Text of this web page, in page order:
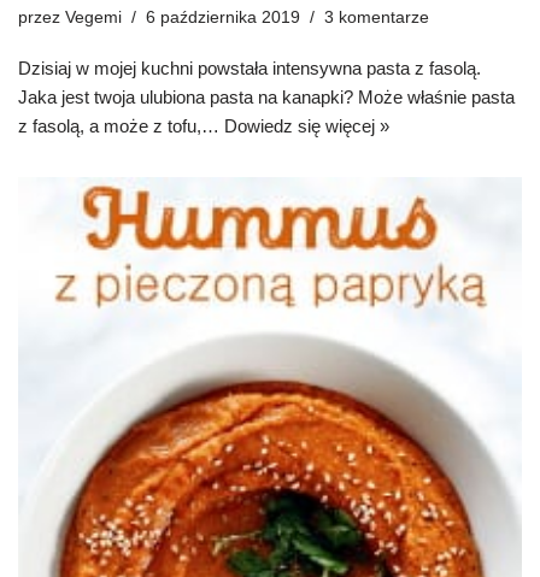
przez Vegemi 6 października 2019 3 komentarze
Dzisiaj w mojej kuchni powstała intensywna pasta z fasolą.
Jaka jest twoja ulubiona pasta na kanapki? Może właśnie pasta
z fasolą, a może z tofu,… Dowiedz się więcej »